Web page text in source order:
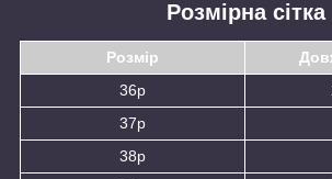
Розмірна сітка
Розмір
36р
37р
38р